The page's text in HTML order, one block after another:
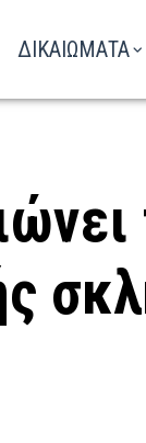
ΔΙΚΑΙΩΜΑΤΑ